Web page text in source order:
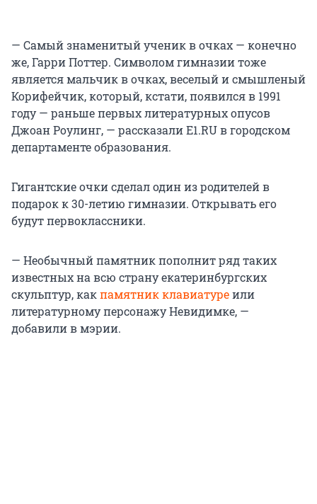
— Самый знаменитый ученик в очках — конечно
же, Гарри Поттер. Символом гимназии тоже
является мальчик в очках, веселый и смышленый
Корифейчик, который, кстати, появился в 1991
году — раньше первых литературных опусов
Джоан Роулинг, — рассказали Е1.RU в городском
департаменте образования.
Гигантские очки сделал один из родителей в
подарок к 30-летию гимназии. Открывать его
будут первоклассники.
— Необычный памятник пополнит ряд таких
известных на всю страну екатеринбургских
скульптур, какпамятник клавиатуреили
литературному персонажу Невидимке, —
добавили в мэрии.